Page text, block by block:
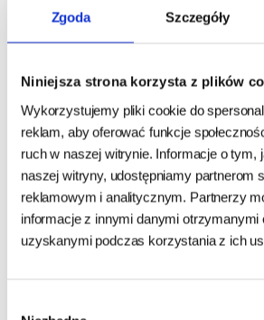
Zgoda Szczegóły
Niniejsza strona korzysta z plików
Wykorzystujemy pliki cookie do
reklam, aby oferować funkcje
ruch w naszej witrynie. Informacje o tym,
naszej witryny, udostępniamy partnerom
reklamowym i analitycznym. Partnerzy
informacje z innymi danymi otrzymanymi
uzyskanymi podczas korzystania z ich
Karma sucha dla kota Josera
24h - cała Polska- towar na magazynie
129,00 zł
12,90 zł/kg
Wiejska
24h - cała